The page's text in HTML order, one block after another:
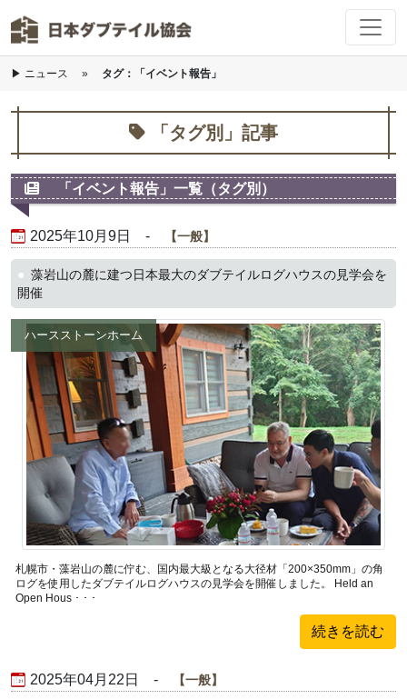
Skip to main content
▶ ニュース » タグ：「イベント報告」
「タグ別」記事
「イベント報告」一覧（タグ別）
2025年10月9日 - 一般
藻岩山の麓に建つ日本最大のダブテイルログハウスの見学会を
開催
ハースストーンホーム
札幌市・藻岩山の麓に佇む、国内最大級となる大径材「200×350mm」の角
ログを使用したダブテイルログハウスの見学会を開催しました。 Held an
Open Hous ･ ･ ･
続きを読む
2025年04月22日 - 一般